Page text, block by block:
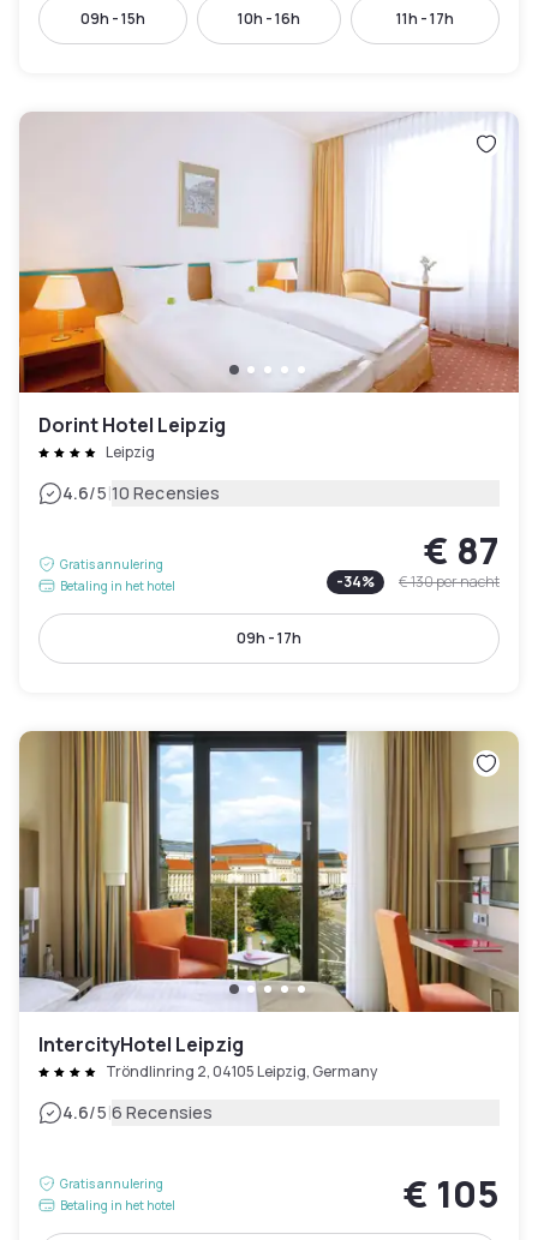
09h - 15h 10h - 16h 11h - 17h
Dorint Hotel Leipzig
Leipzig
4.6/5|10 Recensies
Gratis annulering
Betaling in het hotel
€ 87
-34% € 130per nacht
09h - 17h
IntercityHotel Leipzig
Tröndlinring 2, 04105 Leipzig, Germany
4.6/5|6 Recensies
Gratis annulering
Betaling in het hotel
€ 105